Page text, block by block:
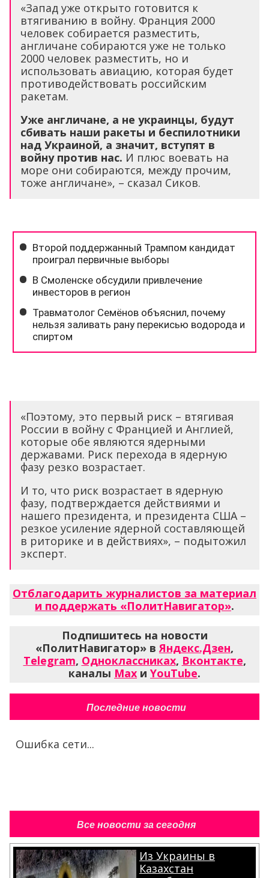
«Запад уже открыто готовится к
втягиванию в войну. Франция 2000
человек собирается разместить,
англичане собираются уже не только
2000 человек разместить, но и
использовать авиацию, которая будет
противодействовать российским
ракетам.
Уже англичане, а не украинцы, будут
сбивать наши ракеты и беспилотники
над Украиной, а значит, вступят в
войну против нас. И плюс воевать на
море они собираются, между прочим,
тоже англичане», – сказал Сиков.
«Поэтому, это первый риск – втягивая
России в войну с Францией и Англией,
которые обе являются ядерными
державами. Риск перехода в ядерную
фазу резко возрастает.
И то, что риск возрастает в ядерную
фазу, подтверждается действиями и
нашего президента, и президента США –
резкое усиление ядерной составляющей
в риторике и в действиях», – подытожил
эксперт.
Отблагодарить журналистов за материал
и поддержать «ПолитНавигатор».
Подпишитесь на новости
«ПолитНавигатор» вЯндекс.Дзен,
Telegram, Одноклассниках, Вконтакте,
каналы Max и YouTube.
Последние новости
Ошибка сети...
Все новости за сегодня
Из Украины в
Казахстан